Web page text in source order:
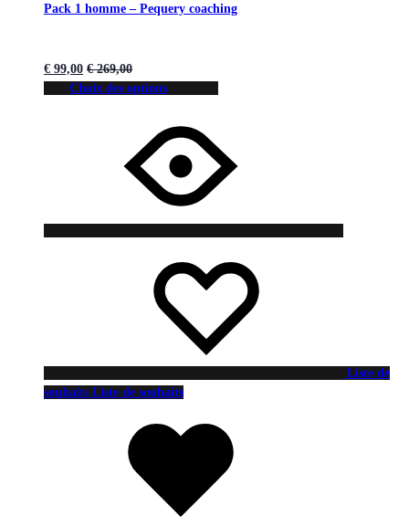
Pack 1 homme – Pequery coaching
€ 99,00 €269,00
Choix des options
Liste de
souhaits Liste de souhaits